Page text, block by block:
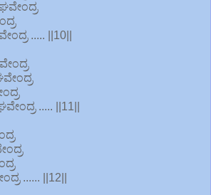
..... ||10||
..... ||11||
...... ||12||